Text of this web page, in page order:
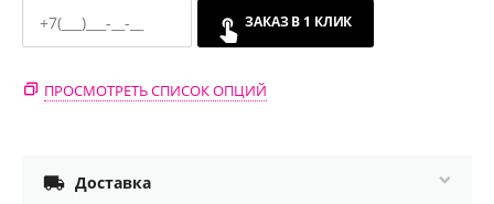
ЗАКАЗ В 1 КЛИК
ПРОСМОТРЕТЬ СПИСОК ОПЦИЙ
 Доставка